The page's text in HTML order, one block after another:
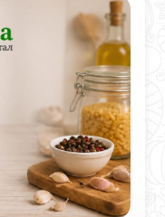
Такой
и
превращая